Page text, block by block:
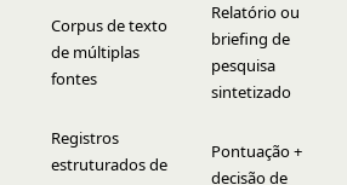
Corpus de texto
de múltiplas
fontes
Relatório ou
briefing de
pesquisa
sintetizado
Registros
estruturados de
Pontuação +
decisão de